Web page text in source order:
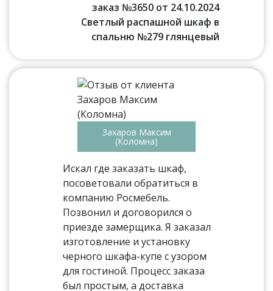
заказ №3650 от 24.10.2024
Светлый распашной шкаф в
спальню №279 глянцевый
Захаров Максим
(Коломна)
Искал где заказать шкаф,
посоветовали обратиться в
компанию Росмебель.
Позвонил и договорился о
приезде замерщика. Я заказал
изготовление и установку
черного шкафа-купе с узором
для гостиной. Процесс заказа
был простым, а доставка